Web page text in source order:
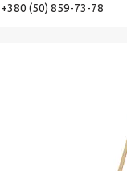
+380 (50) 859-73-78